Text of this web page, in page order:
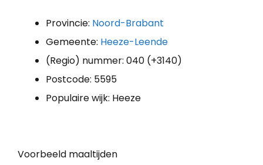
Provincie: Noord-Brabant
Gemeente: Heeze-Leende
(Regio) nummer: 040 (+3140)
Postcode: 5595
Populaire wijk: Heeze
Voorbeeld maaltijden